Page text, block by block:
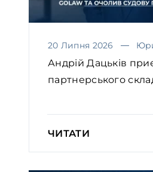
20 Липня 2026
Андрій Дацьків
партнерського
ЧИТАТИ